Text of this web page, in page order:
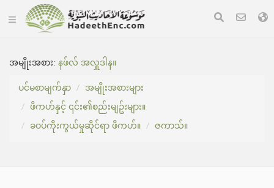
အမျိုးအစား:နဖ်လ် အလှူဒါန။
ပင်မစာမျက်နှာ
အမျိုးအစားများ
ဖိကဟ်နှင့် ၎င်း၏စည်းမျဥ်းများ။
ခဝပ်ကိုးကွယ်မှုဆိုင်ရာ ဖိကဟ်။
ဇကာသ်။